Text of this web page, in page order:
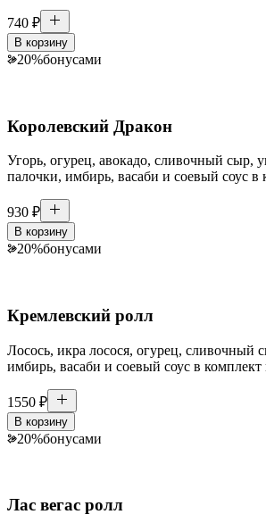
740 ₽
В корзину
20%бонусами
Королевский Дракон
Угорь, огурец, авокадо, сливочный сыр,
палочки, имбирь, васаби и соевый соус в
930 ₽
В корзину
20%бонусами
Кремлевский ролл
Лосось, икра лосося, огурец, сливочный
имбирь, васаби и соевый соус в комплект
1550 ₽
В корзину
20%бонусами
Лас вегас ролл